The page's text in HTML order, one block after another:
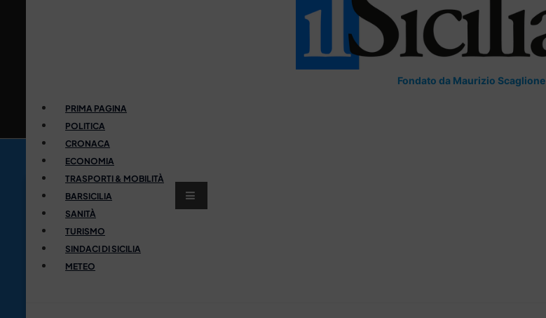
Fondato da Maurizio Scaglione
PRIMA PAGINA
POLITICA
CRONACA
ECONOMIA
TRASPORTI & MOBILITÀ
BARSICILIA
SANITÀ
TURISMO
SINDACI DI SICILIA
METEO